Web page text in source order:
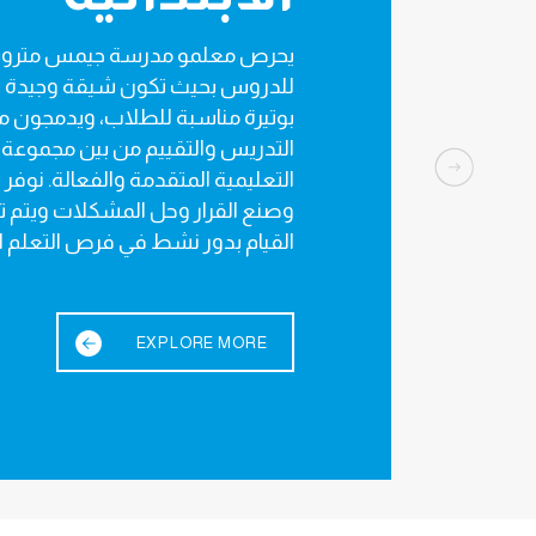
يحرص معلمو مدرسة جيمس
للدروس بحيث تكون شيقة وجيدة
بوتيرة مناسبة للطلاب،
التدريس والتقييم من بين
التعليمية المتقدمة والفعالة.
وصنع القرار وحل المشكلات
القيام بدور نشط في فرص التعلم
EXPLORE MORE
we provide children with
that are appropriate
needs and interest, while
their future learning. Through
play, our children are able to
refine their skills in literacy
as well as find out about
EXPLORE MORE